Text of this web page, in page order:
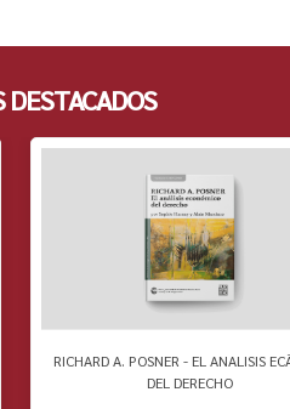
DESTACADOS
RICHARD A. POSNER - EL ANALISIS
DEL DERECHO